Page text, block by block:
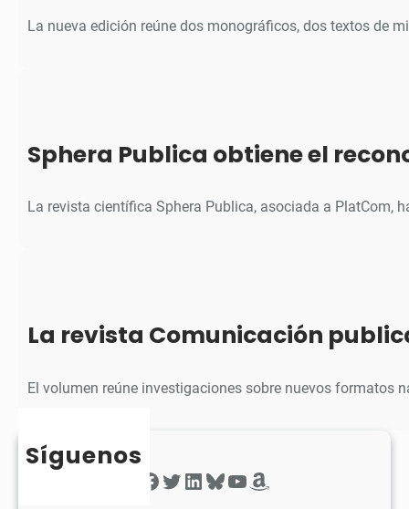
La nueva edición reúne dos monográficos, dos textos de
Sphera Publica obtiene el
La revista científica Sphera Publica, asociada a PlatCom,
La revista Comunicación
El volumen reúne investigaciones sobre nuevos formatos
Síguenos
Twitter LinkedIn Bluesky YouTube Amazon